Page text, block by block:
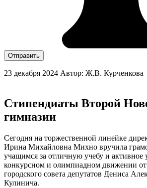
Отправить
23 декабря 2024 Автор: Ж.В. Курченкова
Стипендиаты Второй
гимназии
Сегодня на торжественной линейке
Ирина Михайловна Михно вручила
учащимся за отличную учебу и активное
конкурсном и олимпиадном движении от
городского совета депутатов Дениса
Кулинича.